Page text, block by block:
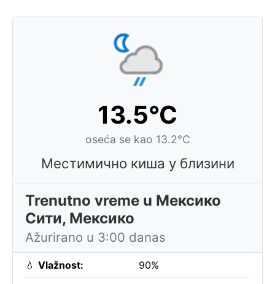
13.5°C
oseća se kao 13.2°C
Местимично киша у близини
Trenutno vreme u Мексико
Сити, Мексико
Ažurirano u 3:00 danas
💧 Vlažnost: 90%